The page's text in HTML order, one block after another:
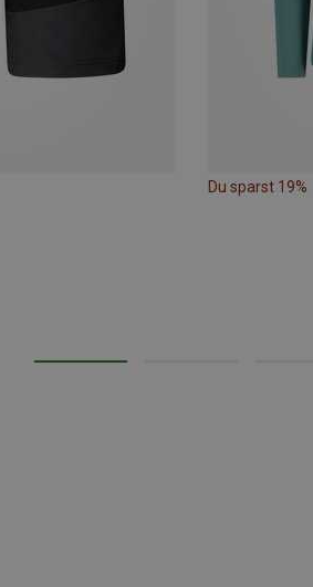
Du sparst 19%